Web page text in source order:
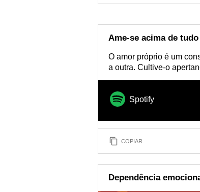
Ame-se acima de tudo
O amor próprio é um
a outra. Cultive-o
Spotify
COPIAR
Dependência